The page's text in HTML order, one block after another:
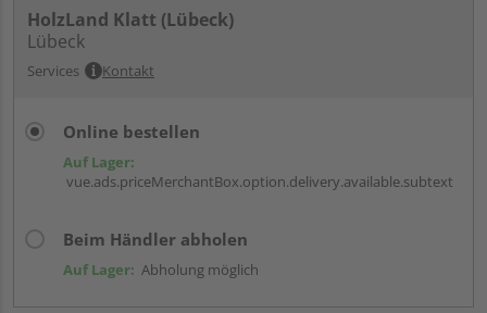
HolzLand Klatt (Lübeck)
Lübeck
Services Kontakt
Online bestellen
Auf Lager:
vue.ads.priceMerchantBox.option.delivery.available.subtext
Beim Händler abholen
Auf Lager: Abholung möglich